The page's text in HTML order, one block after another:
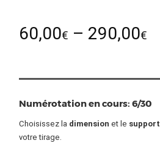
60,00€ – 290,00€
Numérotation en cours: 6/30
Choisissez la dimension et le support
votre tirage.